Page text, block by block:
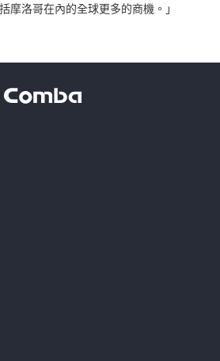
摩洛哥在內的全球更多的商機。」